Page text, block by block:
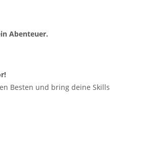
Abenteuer.
Besten und bring deine Skills